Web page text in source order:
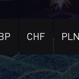
CHF PLN